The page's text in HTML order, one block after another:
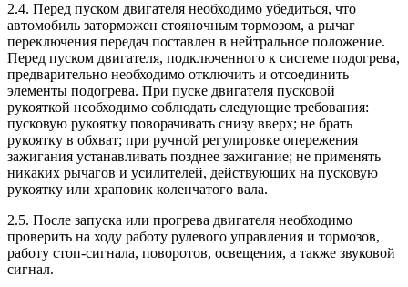
2.4. Перед пуском двигателя необходимо убедиться, что
автомобиль заторможен стояночным тормозом, а рычаг
переключения передач поставлен в нейтральное положение.
Перед пуском двигателя, подключенного к системе подогрева,
предварительно необходимо отключить и отсоединить
элементы подогрева. При пуске двигателя пусковой
рукояткой необходимо соблюдать следующие требования:
пусковую рукоятку поворачивать снизу вверх; не брать
рукоятку в обхват; при ручной регулировке опережения
зажигания устанавливать позднее зажигание; не применять
никаких рычагов и усилителей, действующих на пусковую
рукоятку или храповик коленчатого вала.
2.5. После запуска или прогрева двигателя необходимо
проверить на ходу работу рулевого управления и тормозов,
работу стоп-сигнала, поворотов, освещения, а также звуковой
сигнал.